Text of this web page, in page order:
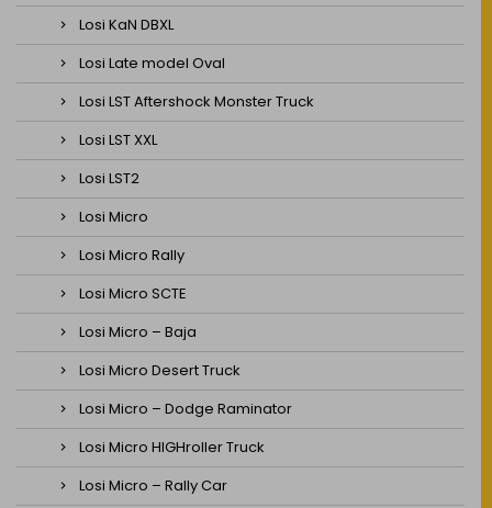
Losi KaN DBXL
Losi Late model Oval
Losi LST Aftershock Monster Truck
Losi LST XXL
Losi LST2
Losi Micro
Losi Micro Rally
Losi Micro SCTE
Losi Micro – Baja
Losi Micro Desert Truck
Losi Micro – Dodge Raminator
Losi Micro HIGHroller Truck
Losi Micro – Rally Car